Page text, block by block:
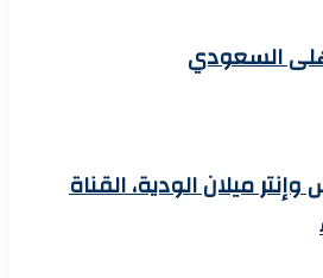
السعودي
ميلان الودية، القناة